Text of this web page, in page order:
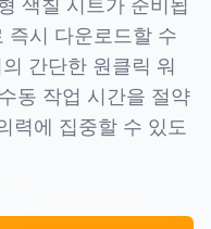
색칠 시트가 준비됩
즉시 다운로드할 수
간단한 원클릭 워
동 작업 시간을 절약
력에 집중할 수 있도